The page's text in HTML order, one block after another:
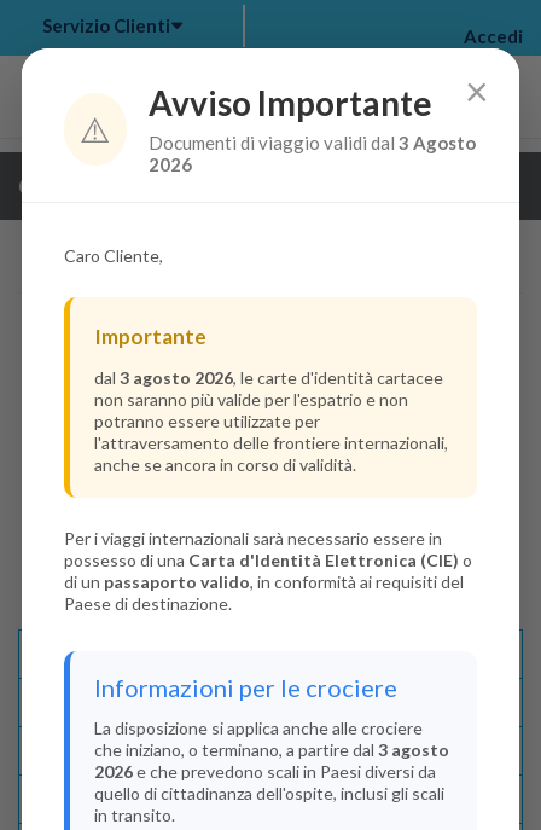
my bookings >
Servizio Clienti Accedi
Guarda i dettagli della crociera
Disponibilità
Condizioni
Recensioni
×
⚠️
Avviso Importante
Documenti di viaggio validi dal3 Agosto
2026
Caro Cliente,
Importante
dal 3 agosto 2026, le carte d'identità cartacee
non saranno più valide per l'espatrio e non
potranno essere utilizzate per
l'attraversamento delle frontiere internazionali,
anche se ancora in corso di validità.
Per i viaggi internazionali sarà necessario essere in
possesso di una Carta d'Identità Elettronica (CIE) o
di un passaporto valido, in conformità ai requisiti del
Paese di destinazione.
Informazioni per le crociere
La disposizione si applica anche alle crociere
che iniziano, o terminano, a partire dal 3 agosto
2026e che prevedono scali in Paesi diversi da
quello di cittadinanza dell'ospite, inclusi gli scali
in transito.